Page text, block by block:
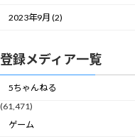
2023年9月 (2)
登録メディア一覧
5ちゃんねる
(61,471)
ゲーム